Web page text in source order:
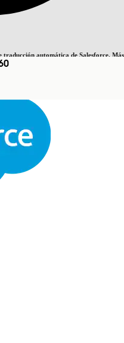
traducción automática de Salesforce. Más